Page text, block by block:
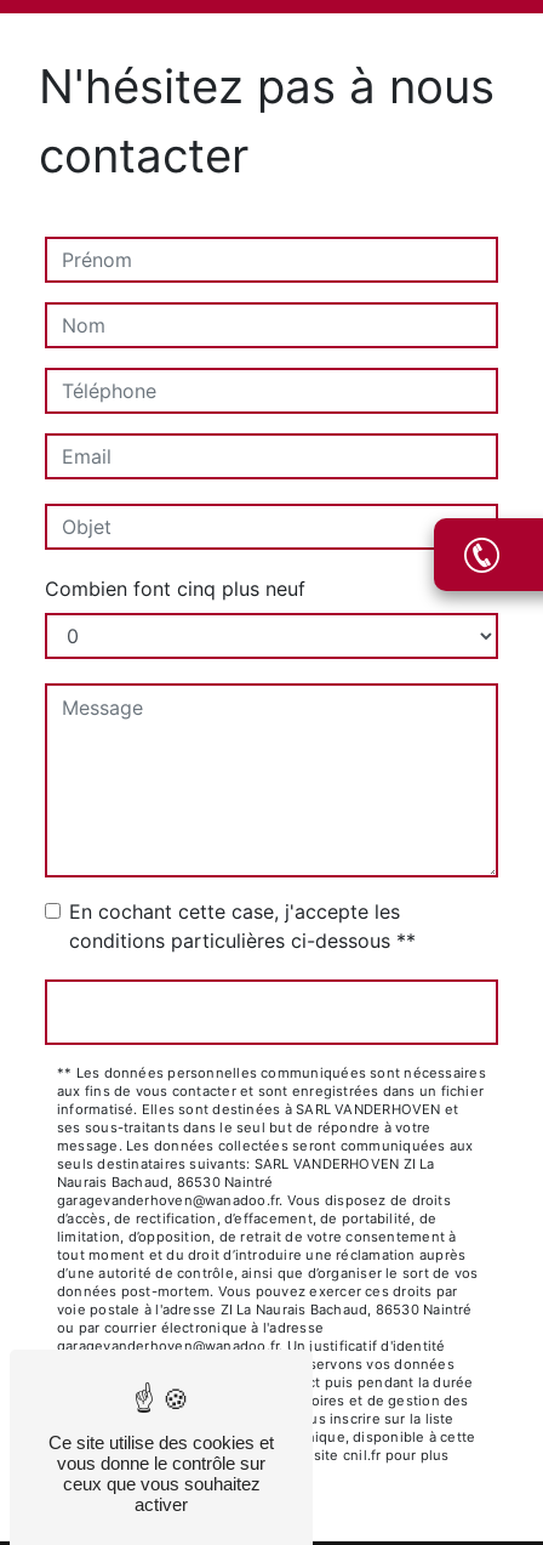
N'hésitez pas à nous
contacter
Combien font cinq plus neuf
En cochant cette case, j'accepte les
conditions particulières ci-dessous **
** Les données personnelles communiquées sont nécessaires
aux fins de vous contacter et sont enregistrées dans un fichier
informatisé. Elles sont destinées à SARL VANDERHOVEN et
ses sous-traitants dans le seul but de répondre à votre
message. Les données collectées seront communiquées aux
seuls destinataires suivants: SARL VANDERHOVEN ZI La
Naurais Bachaud, 86530 Naintré
garagevanderhoven@wanadoo.fr. Vous disposez de droits
d’accès, de rectification, d’effacement, de portabilité, de
limitation, d’opposition, de retrait de votre consentement à
tout moment et du droit d’introduire une réclamation auprès
d’une autorité de contrôle, ainsi que d’organiser le sort de vos
données post-mortem. Vous pouvez exercer ces droits par
voie postale à l'adresse ZI La Naurais Bachaud, 86530 Naintré
ou par courrier électronique à l'adresse
garagevanderhoven@wanadoo.fr. Un justificatif d'identité
pourra vous être demandé. Nous conservons vos données
pendant la période de prise de contact puis pendant la durée
de prescription légale aux fins probatoires et de gestion des
contentieux. Vous avez le droit de vous inscrire sur la liste
d'opposition au démarchage téléphonique, disponible à cette
adresse:
Bloctel.gouv.fr. Consultez le site cnil.fr pour plus
d’informations sur vos droits.
Ce site utilise des cookies et
vous donne le contrôle sur
ceux que vous souhaitez
activer